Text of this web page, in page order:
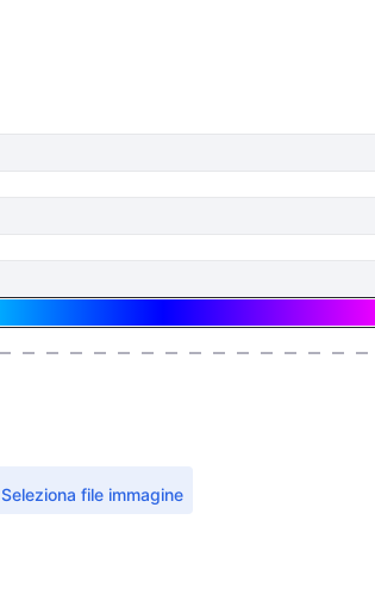
Seleziona file immagine